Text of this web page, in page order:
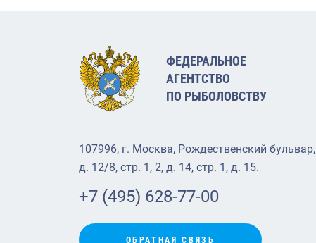
ФЕДЕРАЛЬНОЕ
АГЕНТСТВО
ПО РЫБОЛОВСТВУ
107996, г. Москва, Рождественский бульвар,
д. 12/8, стр. 1, 2, д. 14, стр. 1, д. 15.
+7 (495) 628-77-00
ОБРАТНАЯ СВЯЗЬ